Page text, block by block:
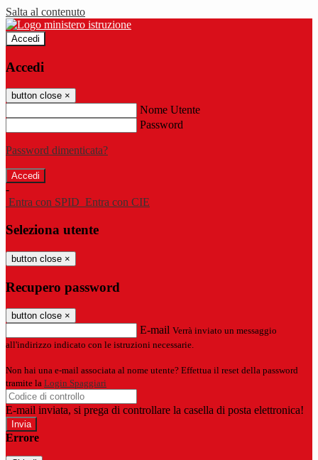
Salta al contenuto
Accedi
Accedi
button close ×
Nome Utente
Password
Password dimenticata?
-
Entra con SPID Entra con CIE
Seleziona utente
button close ×
Recupero password
button close ×
E-mail Verrà inviato un messaggio
all'indirizzo indicato con le istruzioni necessarie.
Non hai una e-mail associata al nome utente? Effettua il reset della password
tramite la Login Spaggiari
E-mail inviata, si prega di controllare la casella di posta elettronica!
Errore